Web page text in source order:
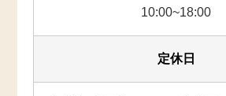
10:00~18:00
定休日